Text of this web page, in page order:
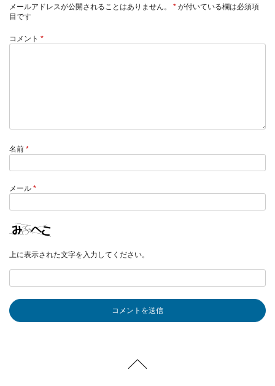
メールアドレスが公開されることはありません。 * が付いている欄は必須項
目です
コメント *
名前 *
メール *
上に表示された文字を入力してください。